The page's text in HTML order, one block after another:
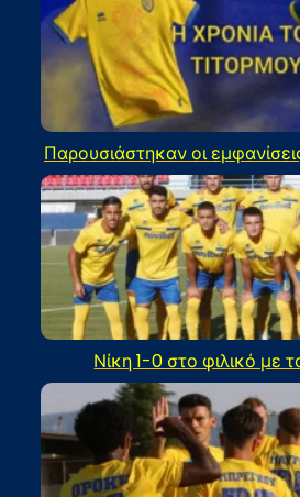
Παρουσιάστηκαν οι
Νίκη 1-0 στο φιλικό με